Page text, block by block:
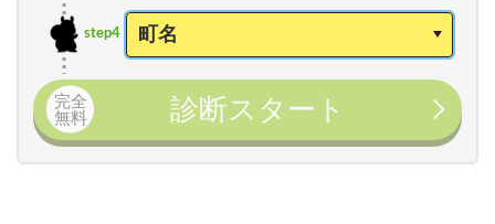
step4
完全
無料
診断スタート